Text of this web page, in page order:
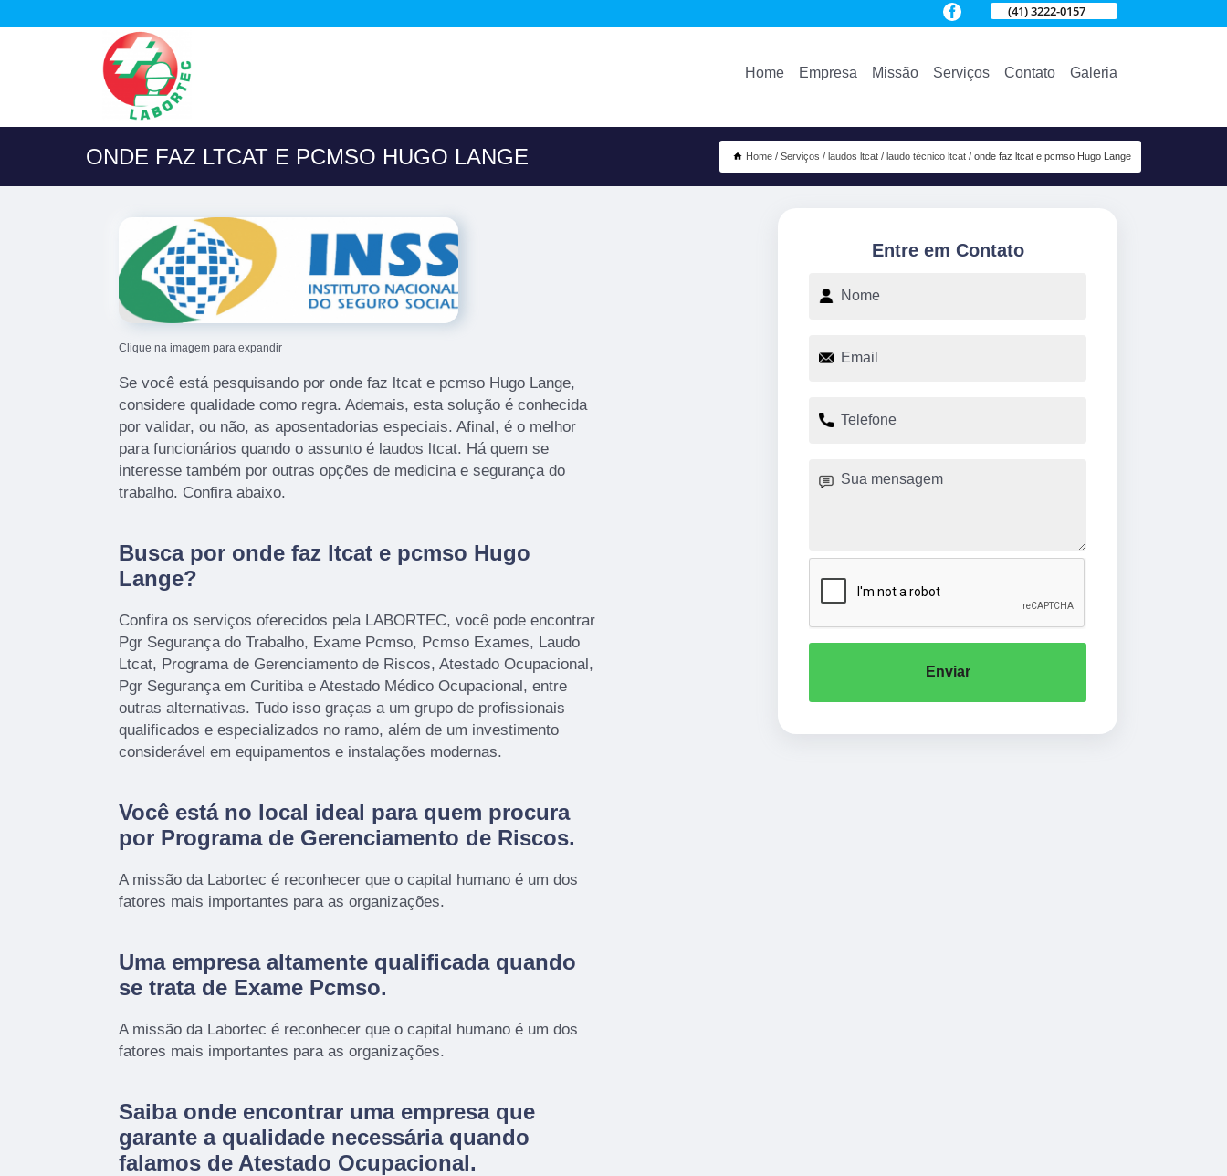
(41) 3222-0157
Home Empresa Missão Serviços Contato Galeria
ONDE FAZ LTCAT E PCMSO HUGO LANGE Home Serviços laudos ltcat laudo técnico ltcat onde faz ltcat e pcmso Hugo Lange
Clique na imagem para expandir
Se você está pesquisando por onde faz ltcat e pcmso Hugo Lange,
considere qualidade como regra. Ademais, esta solução é conhecida
por validar, ou não, as aposentadorias especiais. Afinal, é o melhor
para funcionários quando o assunto é laudos ltcat. Há quem se
interesse também por outras opções de medicina e segurança do
trabalho. Confira abaixo.
Busca por onde faz ltcat e pcmso Hugo
Lange?
Confira os serviços oferecidos pela LABORTEC, você pode encontrar
Pgr Segurança do Trabalho, Exame Pcmso, Pcmso Exames, Laudo
Ltcat, Programa de Gerenciamento de Riscos, Atestado Ocupacional,
Pgr Segurança em Curitiba e Atestado Médico Ocupacional, entre
outras alternativas. Tudo isso graças a um grupo de profissionais
qualificados e especializados no ramo, além de um investimento
considerável em equipamentos e instalações modernas.
Você está no local ideal para quem procura
por Programa de Gerenciamento de Riscos.
A missão da Labortec é reconhecer que o capital humano é um dos
fatores mais importantes para as organizações.
Uma empresa altamente qualificada quando
se trata de Exame Pcmso.
A missão da Labortec é reconhecer que o capital humano é um dos
fatores mais importantes para as organizações.
Saiba onde encontrar uma empresa que
garante a qualidade necessária quando
falamos de Atestado Ocupacional.
Entre em Contato
Enviar